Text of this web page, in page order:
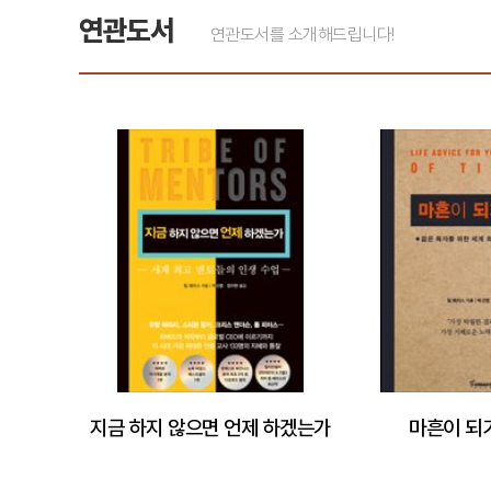
연관도서 연관도서를 소개해드립니다!
지금 하지 않으면 언제 하겠는가 마흔이 되